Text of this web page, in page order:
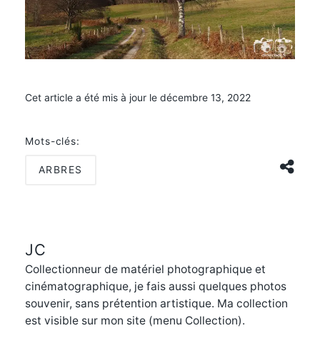
Cet article a été mis à jour le décembre 13, 2022
Mots-clés:
ARBRES
JC
Collectionneur de matériel photographique et
cinématographique, je fais aussi quelques photos
souvenir, sans prétention artistique. Ma collection
est visible sur mon site (menu Collection).